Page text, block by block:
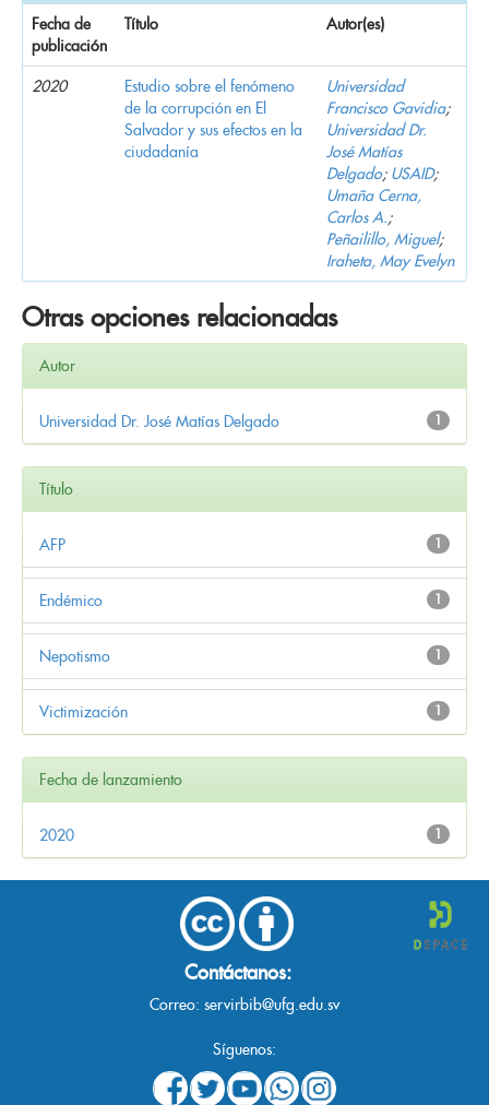
Fecha de
publicación
Título Autor(es)
2020
Estudio sobre el fenómeno
de la corrupción en El
Salvador y sus efectos en la
ciudadanía
Universidad
Francisco Gavidia;
Universidad Dr.
José Matías
Delgado; USAID;
Umaña Cerna,
Carlos A.;
Peñailillo, Miguel;
Iraheta, May Evelyn
Otras opciones relacionadas
Autor
1
Universidad Dr. José Matías Delgado
Título
1
AFP
1
Endémico
1
Nepotismo
1
Victimización
Fecha de lanzamiento
1
2020
Contáctanos:
Correo: servirbib@ufg.edu.sv
Síguenos: